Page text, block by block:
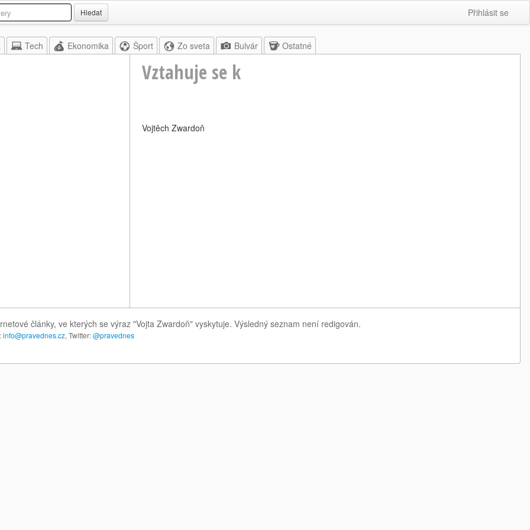
Hledat Přihlásit se
Tech Ekonomika Šport Zo sveta Bulvár Ostatné
Vztahuje se k
Vojtěch Zwardoň
články, ve kterých se výraz "Vojta Zwardoň" vyskytuje. Výsledný seznam není redigován.
info@pravednes.cz, Twitter:@pravednes